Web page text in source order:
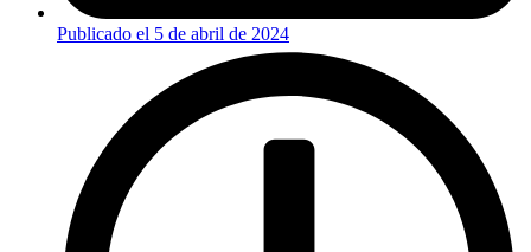
Publicado el 5 de abril de 2024